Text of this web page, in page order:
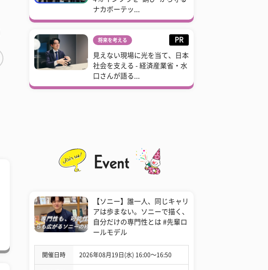
ナカボーテッ...
将来を考える PR
見えない現場に光を当て、日本
社会を支える - 経済産業省・水
口さんが語る...
【ソニー】誰一人、同じキャリ
アは歩まない。ソニーで描く、
自分だけの専門性とは #先輩ロ
ールモデル
開催日時 2026年08月19日(水) 16:00〜16:50